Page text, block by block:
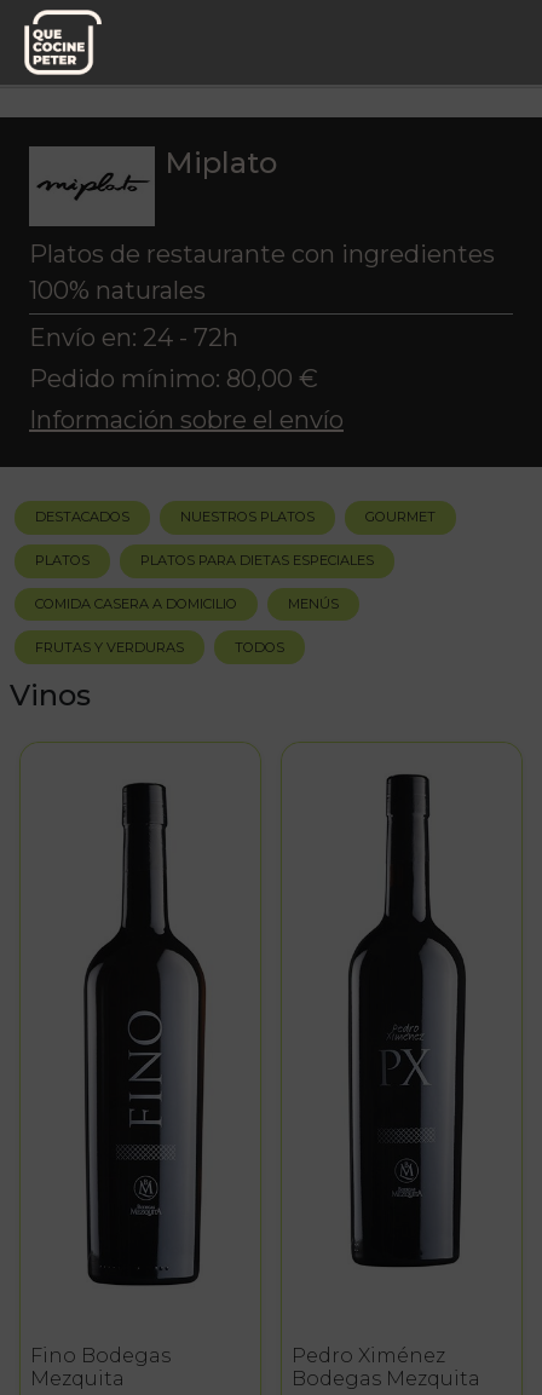
Pedido semanal
Miplato
Platos de restaurante con ingredientes
100% naturales
Envío en: 24 - 72h
Pedido mínimo: 80,00 €
Información sobre el envío
DESTACADOS NUESTROS PLATOS GOURMET
PLATOS PLATOS PARA DIETAS ESPECIALES
COMIDA CASERA A DOMICILIO MENÚS
FRUTAS Y VERDURAS TODOS
Vinos
Fino Bodegas
Mezquita
Pedro Ximénez
Bodegas Mezquita